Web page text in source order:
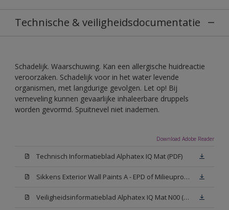
Technische & veiligheidsdocumentatie
Schadelijk. Waarschuwing. Kan een allergische huidreactie
veroorzaken. Schadelijk voor in het water levende
organismen, met langdurige gevolgen. Let op! Bij
verneveling kunnen gevaarlijke inhaleerbare druppels
worden gevormd. Spuitnevel niet inademen.
Download Adobe Reader
Technisch Informatieblad Alphatex IQ Mat (PDF)
Sikkens Exterior Wall Paints A - EPD of Milieuproductverklaring
Veiligheidsinformatieblad Alphatex IQ Mat N00 (MSDS)